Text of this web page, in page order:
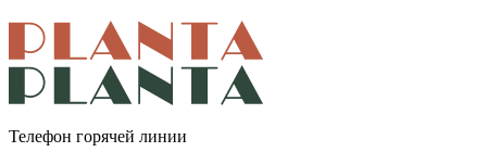
Телефон горячей линии